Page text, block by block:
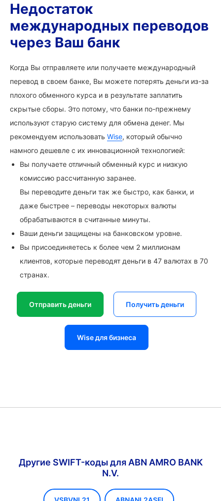
Недостаток
международных переводов
через Ваш банк
Когда Вы отправляете или получаете международный
перевод в своем банке, Вы можете потерять деньги из-за
плохого обменного курса и в результате заплатить
скрытые сборы. Это потому, что банки по-прежнему
используют старую систему для обмена денег. Мы
рекомендуем использовать Wise, который обычно
намного дешевле с их инновационной технологией:
Вы получаете отличный обменный курс и низкую
комиссию рассчитанную заранее.
Вы переводите деньги так же быстро, как банки, и
даже быстрее – переводы некоторых валюты
обрабатываются в считанные минуты.
Ваши деньги защищены на банковском уровне.
Вы присоединяетесь к более чем 2 миллионам
клиентов, которые переводят деньги в 47 валютах в 70
странах.
Отправить деньги Получить деньги
Wise для бизнеса
Другие SWIFT-коды для ABN AMRO BANK
N.V.